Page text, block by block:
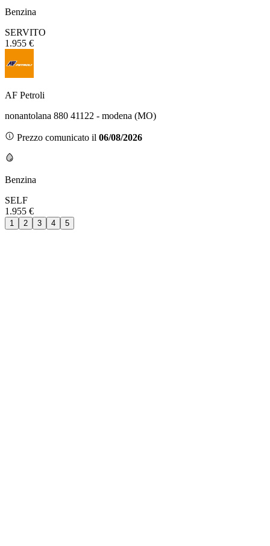
Benzina
SERVITO
1.955 €
AF Petroli
nonantolana 880 41122 - modena (MO)
Prezzo comunicato il 06/08/2026
Benzina
SELF
1.955 €
1 2 3 4 5